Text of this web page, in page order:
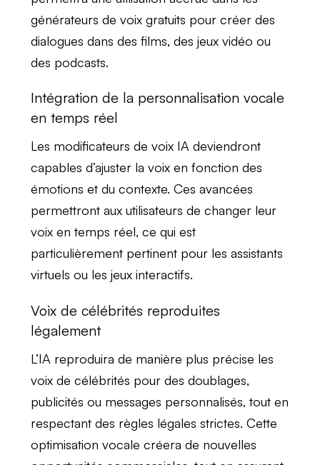
générateurs de voix gratuits pour créer des
dialogues dans des films, des jeux vidéo ou
des podcasts.
Intégration de la personnalisation vocale
en temps réel
Les modificateurs de voix IA deviendront
capables d’ajuster la voix en fonction des
émotions et du contexte. Ces avancées
permettront aux utilisateurs de changer leur
voixen temps réel, ce qui est
particulièrement pertinent pour les assistants
virtuels ou les jeux interactifs.
Voix de célébrités reproduites
légalement
L’IA reproduira de manière plus précise les
voix de célébrités pour des doublages,
publicités ou messages personnalisés, tout en
respectant des règles légales strictes. Cette
optimisation vocale créera de nouvelles